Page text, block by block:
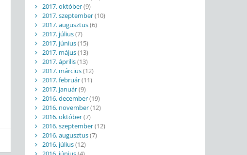
2017. október(9)
2017. szeptember(10)
2017. augusztus(6)
2017. július(7)
2017. június(15)
2017. május(13)
2017. április(13)
2017. március(12)
2017. február(11)
2017. január(9)
2016. december(19)
2016. november(12)
2016. október(7)
2016. szeptember(12)
2016. augusztus(7)
2016. július(12)